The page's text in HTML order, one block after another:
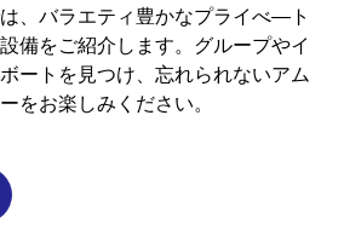
、バラエティ豊かなプライべ―ト
備をご紹介します。グループやイ
ートを見つけ、忘れられないアム
をお楽しみください。